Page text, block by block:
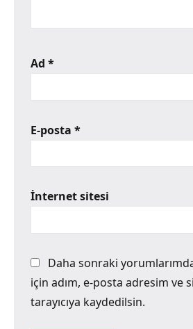
Ad *
E-posta *
İnternet sitesi
Daha sonraki
için adım, e-posta adresim ve
tarayıcıya kaydedilsin.